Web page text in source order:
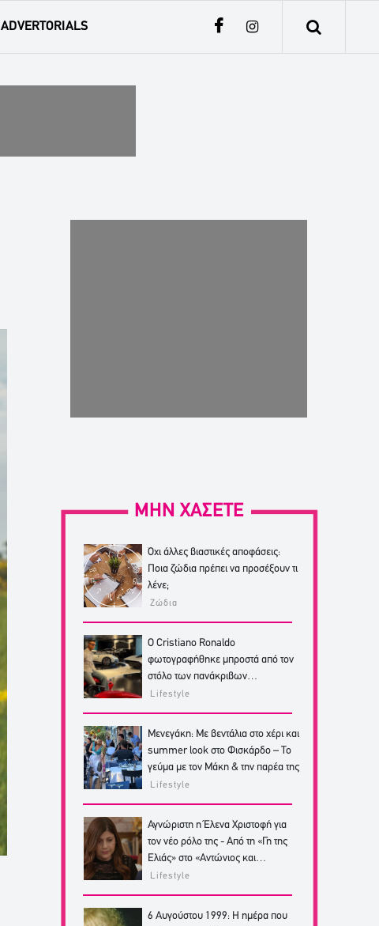
ADVERTORIALS
ΜΗΝ ΧΑΣΕΤΕ
Όχι άλλες βιαστικές αποφάσεις:
Ποια ζώδια πρέπει να προσέξουν τι
λένε;
Ζώδια
Ο Cristiano Ronaldo
φωτογραφήθηκε μπροστά από τον
στόλο των πανάκριβων
αυτοκινήτων του!
Lifestyle
Μενεγάκη: Με βεντάλια στο χέρι και
summer look στο Φισκάρδο – Το
γεύμα με τον Μάκη & την παρέα της
Lifestyle
Αγνώριστη η Έλενα Χριστοφή για
τον νέο ρόλο της - Από τη «Γη της
Ελιάς» στο «Αντώνιος και
Κλεοπάτρα»
Lifestyle
6 Αυγούστου 1999: Η ημέρα που